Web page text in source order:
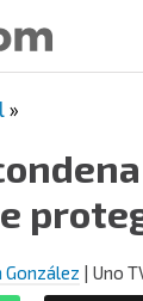
»
| Uno